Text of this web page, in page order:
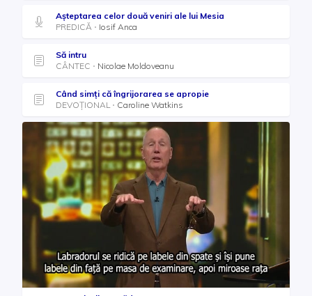
Așteptarea celor două veniri ale lui Mesia
PREDICĂ
Iosif Anca
Să intru
CÂNTEC
Nicolae Moldoveanu
Când simți că îngrijorarea se apropie
DEVOȚIONAL
Caroline Watkins